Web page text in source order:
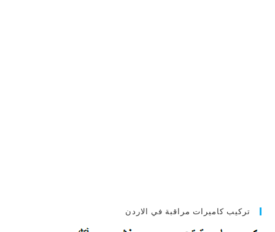
تركيب كاميرات مراقبة في الاردن